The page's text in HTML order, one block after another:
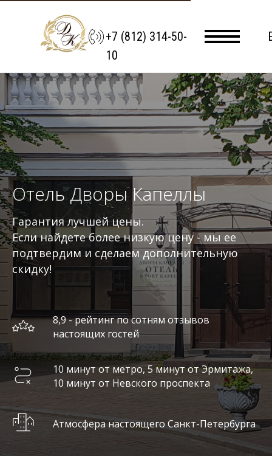
+7 (812) 314-50-
10
Отель Дворы Капеллы
Гарантия лучшей цены.
Если найдете более низкую цену - мы ее
подтвердим и сделаем дополнительную
скидку!
8,9 - рейтинг по сотням отзывов
настоящих гостей
10 минут от метро, 5 минут от Эрмитажа,
10 минут от Невского проспекта
Атмосфера настоящего Санкт-Петербурга